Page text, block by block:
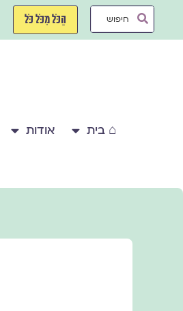
Search
הַכֹּל מִכֹּל כֹּל
⌂ בית אודות